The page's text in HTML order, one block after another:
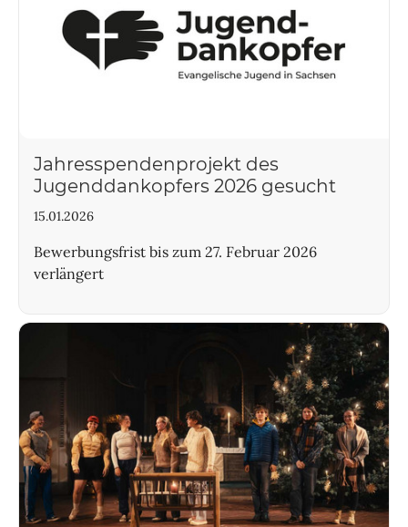
Jahresspendenprojekt des
Jugenddankopfers 2026 gesucht
15.01.2026
Bewerbungsfrist bis zum 27. Februar 2026
verlängert